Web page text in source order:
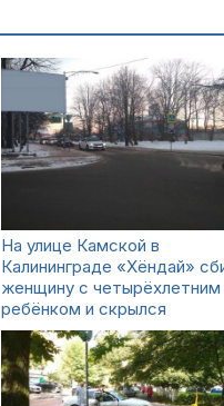
На улице Камской в
Калининграде «Хёндай»
женщину с четырёхлетним
ребёнком и скрылся